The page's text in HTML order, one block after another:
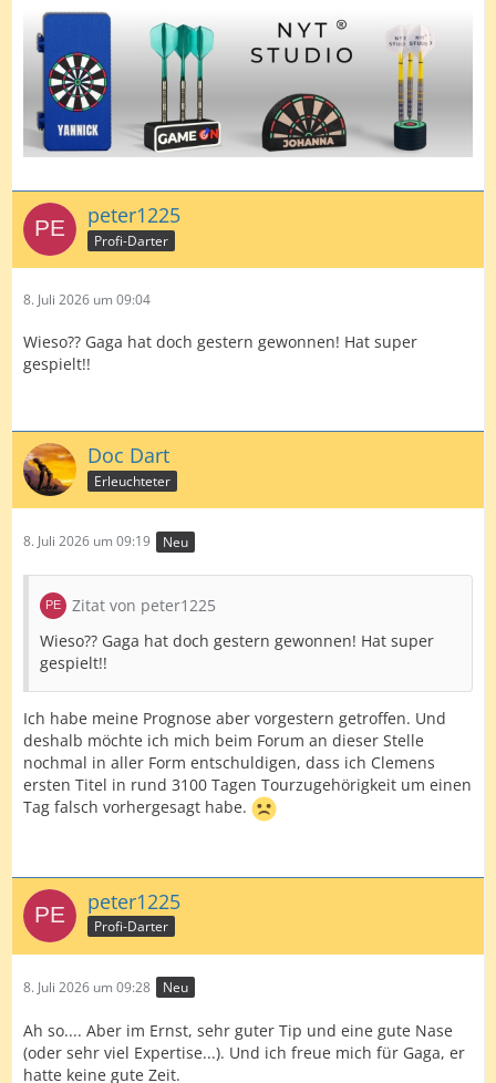
peter1225
Profi-Darter
8. Juli 2026 um 09:04
Wieso?? Gaga hat doch gestern gewonnen! Hat super
gespielt!!
Doc Dart
Erleuchteter
8. Juli 2026 um 09:19 Neu
Zitat von peter1225
Wieso?? Gaga hat doch gestern gewonnen! Hat super
gespielt!!
Ich habe meine Prognose aber vorgestern getroffen. Und
deshalb möchte ich mich beim Forum an dieser Stelle
nochmal in aller Form entschuldigen, dass ich Clemens
ersten Titel in rund 3100 Tagen Tourzugehörigkeit um einen
Tag falsch vorhergesagt habe.
peter1225
Profi-Darter
8. Juli 2026 um 09:28 Neu
Ah so.... Aber im Ernst, sehr guter Tip und eine gute Nase
(oder sehr viel Expertise...). Und ich freue mich für Gaga, er
hatte keine gute Zeit.